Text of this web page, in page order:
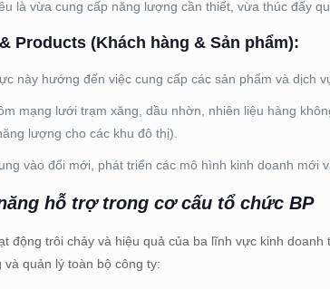
là vừa cung cấp năng lượng cần thiết, vừa thúc đẩy
Products (Khách hàng & Sản phẩm):
này hướng đến việc cung cấp các sản phẩm và dịch
mạng lưới trạm xăng, dầu nhờn, nhiên liệu hàng
lượng cho các khu đô thị).
vào đổi mới, phát triển các mô hình kinh doanh mới
hỗ trợ trong cơ cấu tổ chức BP
động trôi chảy và hiệu quả của ba lĩnh vực kinh
quản lý toàn bộ công ty: